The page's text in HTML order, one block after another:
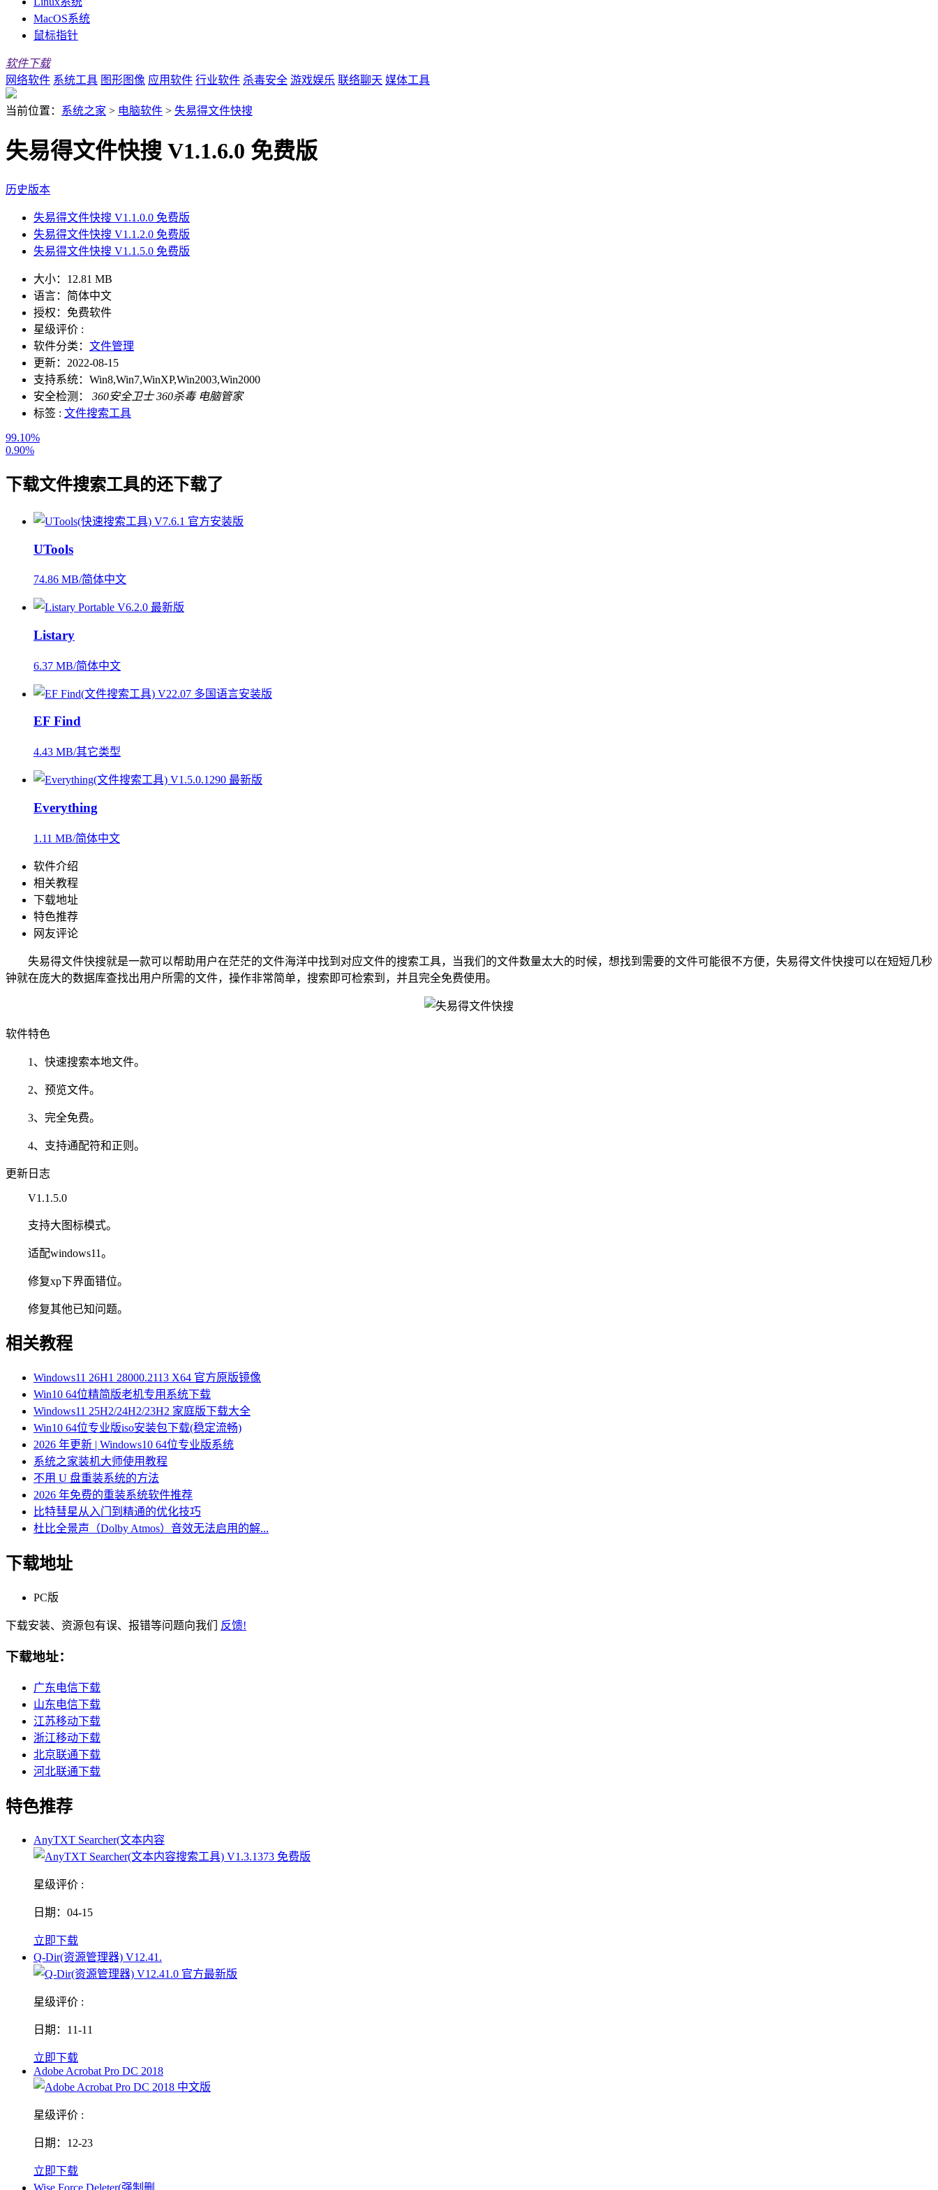
MacOS系统
鼠标指针
软件下载
网络软件 系统工具 图形图像 应用软件 行业软件 杀毒安全 游戏娱乐 联络聊天 媒体工具
当前位置： 系统之家 > 电脑软件 > 失易得文件快搜
失易得文件快搜 V1.1.6.0 免费版
历史版本
失易得文件快搜 V1.1.0.0 免费版
失易得文件快搜 V1.1.2.0 免费版
失易得文件快搜 V1.1.5.0 免费版
大小： 12.81 MB
语言： 简体中文
授权： 免费软件
星级评价 :
软件分类： 文件管理
更新： 2022-08-15
支持系统： Win8,Win7,WinXP,Win2003,Win2000
安全检测：
360安全卫士 360杀毒 电脑管家
标签 : 文件搜索工具
99.10%
0.90%
下载文件搜索工具的还下载了
UTools
74.86 MB/简体中文
Listary
6.37 MB/简体中文
EF Find
4.43 MB/其它类型
Everything
1.11 MB/简体中文
软件介绍
相关教程
下载地址
特色推荐
网友评论
失易得文件快搜就是一款可以帮助用户在茫茫的文件海洋中找到对应文件的搜索工具，当我们的文件数量太大的时候，想找到需要的文件可能很不方便，失易得文件快搜可以在短短几秒
钟就在庞大的数据库查找出用户所需的文件，操作非常简单，搜索即可检索到，并且完全免费使用。
软件特色
1、快速搜索本地文件。
2、预览文件。
3、完全免费。
4、支持通配符和正则。
更新日志
V1.1.5.0
支持大图标模式。
适配windows11。
修复xp下界面错位。
修复其他已知问题。
相关教程
Windows11 26H1 28000.2113 X64 官方原版镜像
Win10 64位精简版老机专用系统下载
Windows11 25H2/24H2/23H2 家庭版下载大全
Win10 64位专业版iso安装包下载(稳定流畅)
2026 年更新 | Windows10 64位专业版系统
系统之家装机大师使用教程
不用 U 盘重装系统的方法
2026 年免费的重装系统软件推荐
比特彗星从入门到精通的优化技巧
杜比全景声（Dolby Atmos）音效无法启用的解...
下载地址
PC版
下载安装、资源包有误、报错等问题向我们 反馈!
下载地址：
广东电信下载
山东电信下载
江苏移动下载
浙江移动下载
北京联通下载
河北联通下载
特色推荐
AnyTXT Searcher(文本内容
星级评价 :
日期：04-15
立即下载
Q-Dir(资源管理器) V12.41.
星级评价 :
日期：11-11
立即下载
Adobe Acrobat Pro DC 2018
星级评价 :
日期：12-23
立即下载